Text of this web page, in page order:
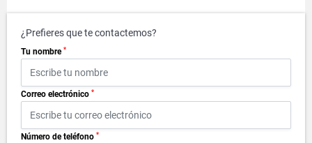
¿Prefieres que te contactemos?
Tu nombre *
Correo electrónico *
Número de teléfono *